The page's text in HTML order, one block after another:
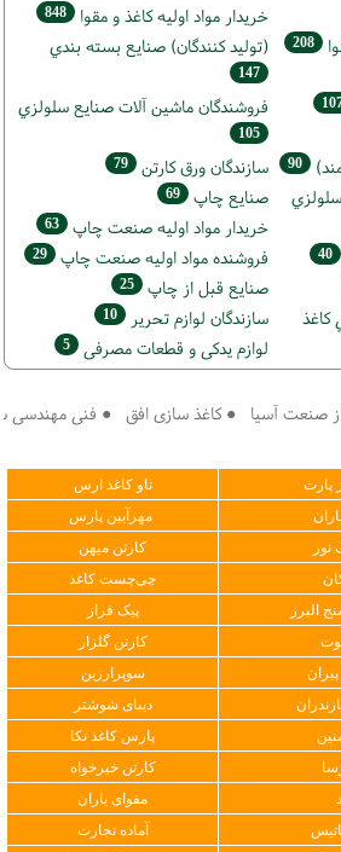
خريدار مواد اوليه كاغذ و مقوا 848
208 (تولید كنندگان) صنايع بسته بندي
147
فروشندگان ماشين آلات صنايع سلولزي
105
90 سازندگان ورق كارتن 79
صنايع چاپ 69
خريدار مواد اوليه صنعت چاپ 63
40 فروشنده مواد اوليه صنعت چاپ 29
صنايع قبل از چاپ 25
كاغذ سازندگان لوازم تحریر 10
لوازم یدکی و قطعات مصرفی 5
صنعت آسیا ● کاغذ سازی افق ● فنی مهندسی
پارت
تاو کاغذ ارس
مهرآیین پارس
نور
کارتن میهن
چی‌چست کاغذ
البرز
پیک فراز
کارتن گلزار
سوپرارزین
دیبای شوشتر
پارس کاغذ نکا
کارتن خیرخواه
مقوای یاران
آماده تجارت